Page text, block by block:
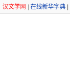
汉文学网 在线新华字典